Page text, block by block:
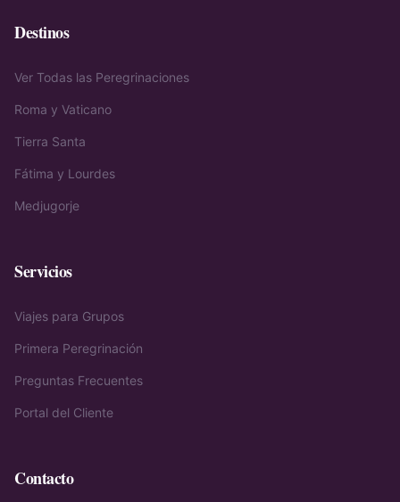
Destinos
Ver Todas las Peregrinaciones
Roma y Vaticano
Tierra Santa
Fátima y Lourdes
Medjugorje
Servicios
Viajes para Grupos
Primera Peregrinación
Preguntas Frecuentes
Portal del Cliente
Contacto